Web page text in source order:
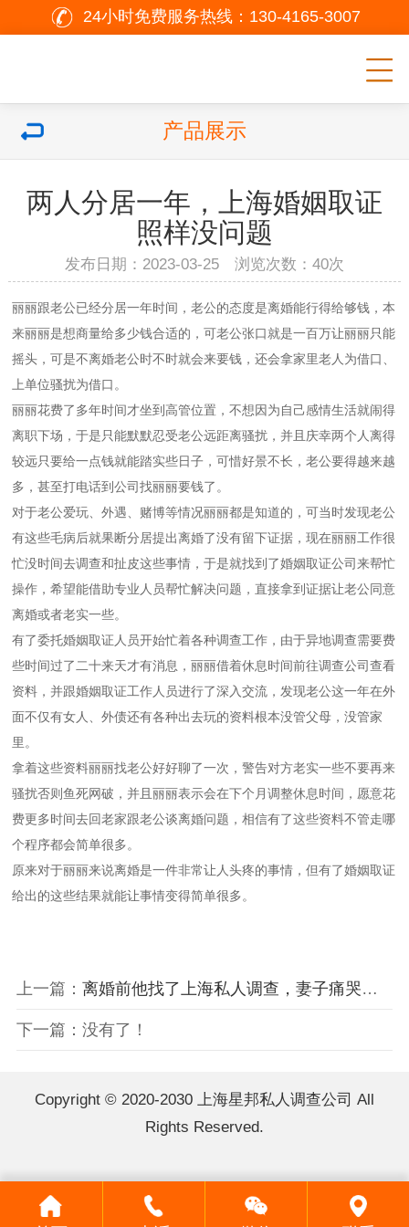
24小时免费服务热线： 130-4165-3007
产品展示
两人分居一年，上海婚姻取证
照样没问题
发布日期：2023-03-25 浏览次数： 40次
丽丽跟老公已经分居一年时间，老公的态度是离婚能行得给够钱，本
来丽丽是想商量给多少钱合适的，可老公张口就是一百万让丽丽只能
摇头，可是不离婚老公时不时就会来要钱，还会拿家里老人为借口、
上单位骚扰为借口。
丽丽花费了多年时间才坐到高管位置，不想因为自己感情生活就闹得
离职下场，于是只能默默忍受老公远距离骚扰，并且庆幸两个人离得
较远只要给一点钱就能踏实些日子，可惜好景不长，老公要得越来越
多，甚至打电话到公司找丽丽要钱了。
对于老公爱玩、外遇、赌博等情况丽丽都是知道的，可当时发现老公
有这些毛病后就果断分居提出离婚了没有留下证据，现在丽丽工作很
忙没时间去调查和扯皮这些事情，于是就找到了婚姻取证公司来帮忙
操作，希望能借助专业人员帮忙解决问题，直接拿到证据让老公同意
离婚或者老实一些。
有了委托婚姻取证人员开始忙着各种调查工作，由于异地调查需要费
些时间过了二十来天才有消息，丽丽借着休息时间前往调查公司查看
资料，并跟婚姻取证工作人员进行了深入交流，发现老公这一年在外
面不仅有女人、外债还有各种出去玩的资料根本没管父母，没管家
里。
拿着这些资料丽丽找老公好好聊了一次，警告对方老实一些不要再来
骚扰否则鱼死网破，并且丽丽表示会在下个月调整休息时间，愿意花
费更多时间去回老家跟老公谈离婚问题，相信有了这些资料不管走哪
个程序都会简单很多。
原来对于丽丽来说离婚是一件非常让人头疼的事情，但有了婚姻取证
给出的这些结果就能让事情变得简单很多。
上一篇： 离婚前他找了上海私人调查，妻子痛哭求原谅
下一篇：没有了！
Copyright © 2020-2030 上海星邦私人调查公司 All
Rights Reserved.